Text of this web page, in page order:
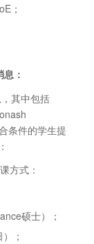
；
：
其中包括
条件的学生提
方式：
硕士）；
；